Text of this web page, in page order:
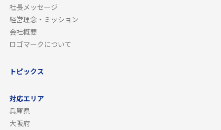
社長メッセージ
経営理念・ミッション
会社概要
ロゴマークについて
トピックス
対応エリア
兵庫県
大阪府